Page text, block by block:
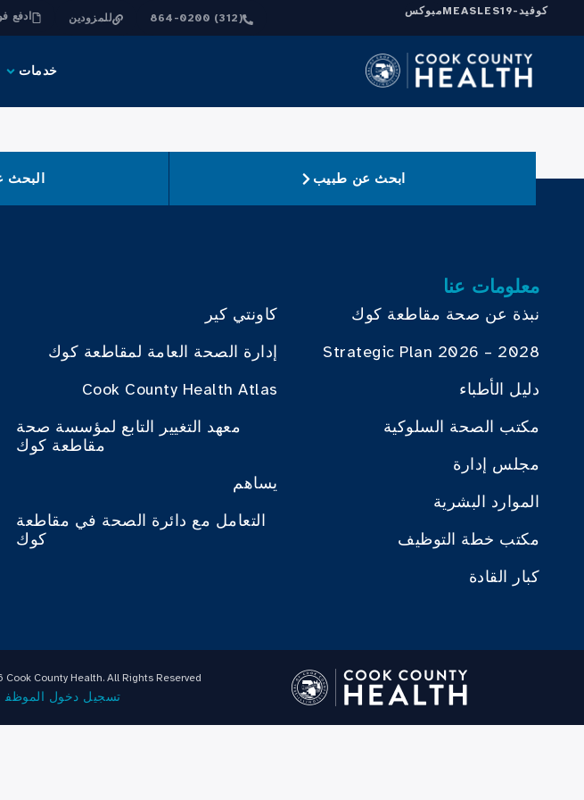
كوفيد-19 MEASLESمبوكس
(312) 864-0200 للمزودين ادفع
خدمات
ابحث عن طبيب البحث
معلومات عنا
نبذة عن صحة مقاطعة كوك
Strategic Plan 2026 – 2028
دليل الأطباء
مكتب الصحة السلوكية
مجلس إدارة
الموارد البشرية
مكتب خطة التوظيف
كبار القادة
كاونتي كير
إدارة الصحة العامة لمقاطعة كوك
Cook County Health Atlas
معهد التغيير التابع لمؤسسة صحة
مقاطعة كوك
يساهم
التعامل مع دائرة الصحة في مقاطعة
كوك
County Health. All Rights Reserved.
تسجيل دخول الموظف